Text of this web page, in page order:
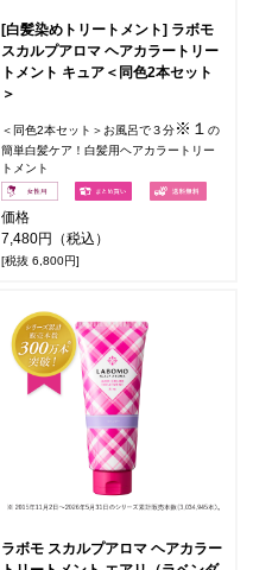
[白髪染めトリートメント] ラボモ
スカルプアロマ ヘアカラートリー
トメント キュア＜同色2本セット
＞
＜同色2本セット＞お風呂で３分※１ の
簡単白髪ケア！白髪用ヘアカラートリー
トメント
価格
7,480円（税込）
[税抜 6,800円]
ラボモ スカルプアロマ ヘアカラー